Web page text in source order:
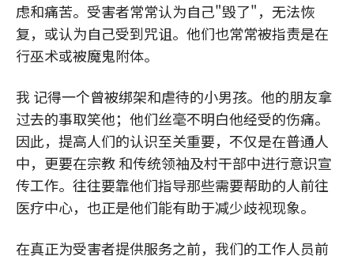
虑和痛苦。受害者常常认为自己"毁了"，无法恢
复，或认为自己受到咒诅。他们也常常被指责是在
行巫术或被魔鬼附体。
我 记得一个曾被绑架和虐待的小男孩。他的朋友拿
过去的事取笑他；他们丝毫不明白他经受的伤痛。
因此，提高人们的认识至关重要，不仅是在普通人
中，更要在宗教 和传统领袖及村干部中进行意识宣
传工作。往往要靠他们指导那些需要帮助的人前往
医疗中心，也正是他们能有助于减少歧视现象。
在真正为受害者提供服务之前，我们的工作人员前